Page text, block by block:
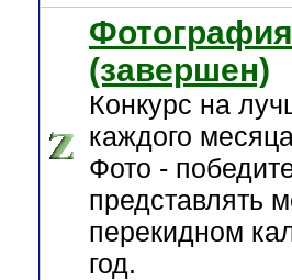
(завершен)
Конкурс на
каждого
Фото -
представлять
перекидном
год.